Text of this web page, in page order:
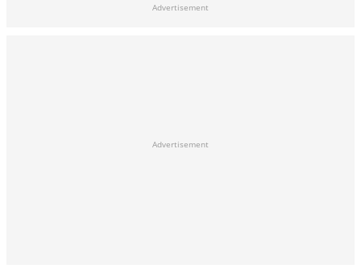
Advertisement
Advertisement